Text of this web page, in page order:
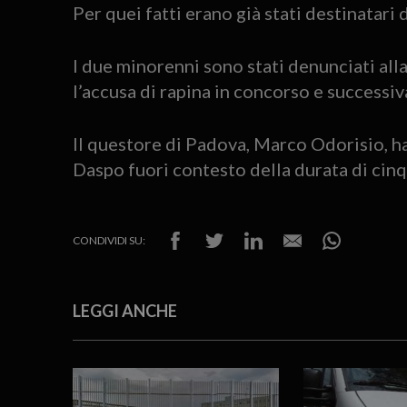
Per quei fatti erano già stati destinatari
I due minorenni sono stati denunciati
l’accusa di rapina in concorso e
Il questore di Padova, Marco Odorisio,
Daspo fuori contesto della durata di
CONDIVIDI SU:
LEGGI ANCHE